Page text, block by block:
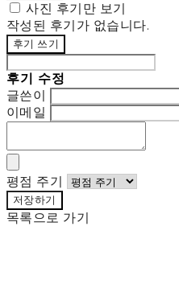
사진 후기만 보기
작성된 후기가 없습니다.
후기 쓰기
후기 수정
글쓴이
이메일
평점 주기
저장하기
목록으로 가기